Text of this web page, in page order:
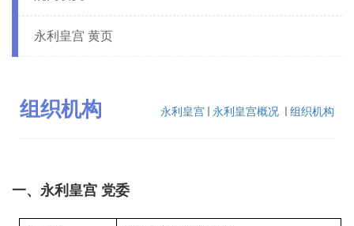
永利皇宫 黄页
永利皇宫 永利皇宫概况 组织机构
组织机构
一、永利皇宫 党委